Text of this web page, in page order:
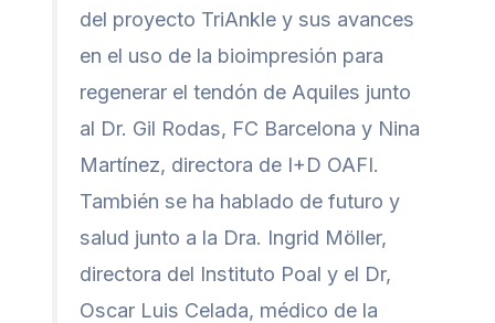
del proyecto TriAnkle y sus avances
en el uso de la bioimpresión para
regenerar el tendón de Aquiles junto
al Dr. Gil Rodas, FC Barcelona y Nina
Martínez, directora de I+D OAFI.
También se ha hablado de futuro y
salud junto a la Dra. Ingrid Möller,
directora del Instituto Poal y el Dr,
Oscar Luis Celada, médico de la